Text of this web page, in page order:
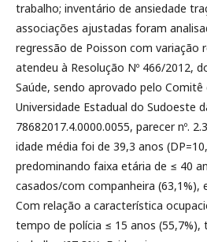
trabalho; inventário de ansiedade
associações ajustadas foram
regressão de Poisson com variação
atendeu à Resolução Nº 466/2012,
Saúde, sendo aprovado pelo Comitê
Universidade Estadual do Sudoeste
78682017.4.0000.0055, parecer nº.
idade média foi de 39,3 anos
predominando faixa etária de ≤ 40
casados/com companheira (63,1%),
Com relação a característica
tempo de polícia ≤ 15 anos (55,7%),